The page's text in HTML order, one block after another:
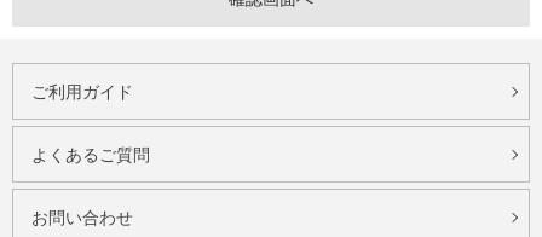
ご利用ガイド
よくあるご質問
お問い合わせ